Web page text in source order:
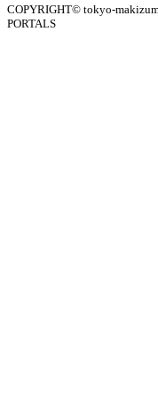
COPYRIGHT© tokyo-
PORTALS